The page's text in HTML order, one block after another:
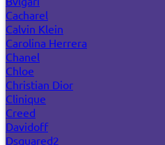
Cacharel
Calvin Klein
Carolina Herrera
Chanel
Chloe
Christian Dior
Clinique
Creed
Davidoff
Dsquared2